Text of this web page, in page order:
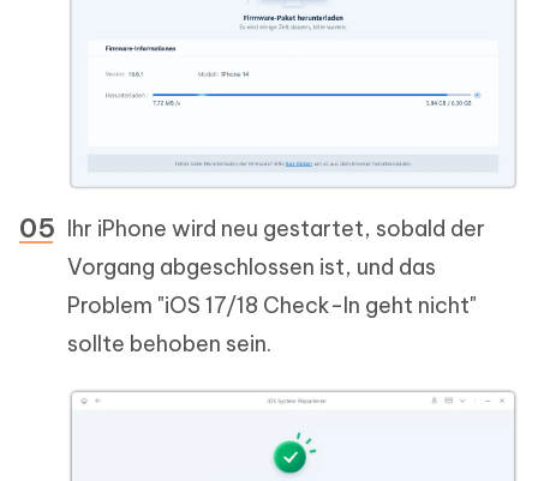
Ihr iPhone wird neu gestartet, sobald der
Vorgang abgeschlossen ist, und das
Problem "iOS 17/18 Check-In geht nicht"
sollte behoben sein.